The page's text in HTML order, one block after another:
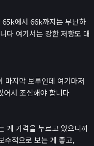
에서 66k까지는 무난하
다 여기서는 강한 저항도 대
마지막 보루인데 여기마저
서 조심해야 합니다
게 가격을 누르고 있으니까
수적으로 보는 게 좋고,